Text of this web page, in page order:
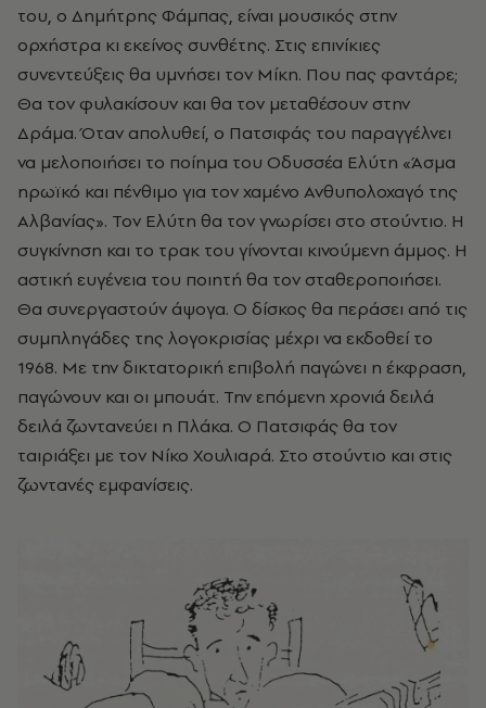
του, ο Δημήτρης Φάμπας, είναι μουσικός στην
ορχήστρα κι εκείνος συνθέτης. Στις επινίκιες
συνεντεύξεις θα υμνήσει τον Μίκη. Που πας φαντάρε;
Θα τον φυλακίσουν και θα τον μεταθέσουν στην
Δράμα. Όταν απολυθεί, ο Πατσιφάς του παραγγέλνει
να μελοποιήσει το ποίημα του Οδυσσέα Ελύτη «Άσμα
ηρωϊκό και πένθιμο για τον χαμένο Ανθυπολοχαγό της
Αλβανίας». Τον Ελύτη θα τον γνωρίσει στο στούντιο. Η
συγκίνηση και το τρακ του γίνονται κινούμενη άμμος. Η
αστική ευγένεια του ποιητή θα τον σταθεροποιήσει.
Θα συνεργαστούν άψογα. Ο δίσκος θα περάσει από τις
συμπληγάδες της λογοκρισίας μέχρι να εκδοθεί το
1968. Με την δικτατορική επιβολή παγώνει η έκφραση,
παγώνουν και οι μπουάτ. Την επόμενη χρονιά δειλά
δειλά ζωντανεύει η Πλάκα. Ο Πατσιφάς θα τον
ταιριάξει με τον Νίκο Χουλιαρά. Στο στούντιο και στις
ζωντανές εμφανίσεις.